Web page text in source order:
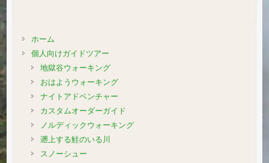
ホーム
個人向けガイドツアー
地獄谷ウォーキング
おはようウォーキング
ナイトアドベンチャー
カスタムオーダーガイド
ノルディックウォーキング
遡上する鮭のいる川
スノーシュー